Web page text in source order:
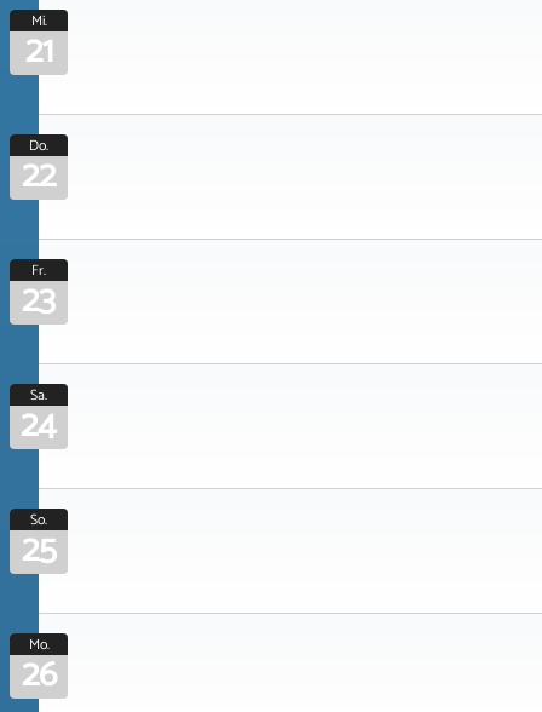
Mi.
21
Do.
22
Fr.
23
Sa.
24
So.
25
Mo.
26